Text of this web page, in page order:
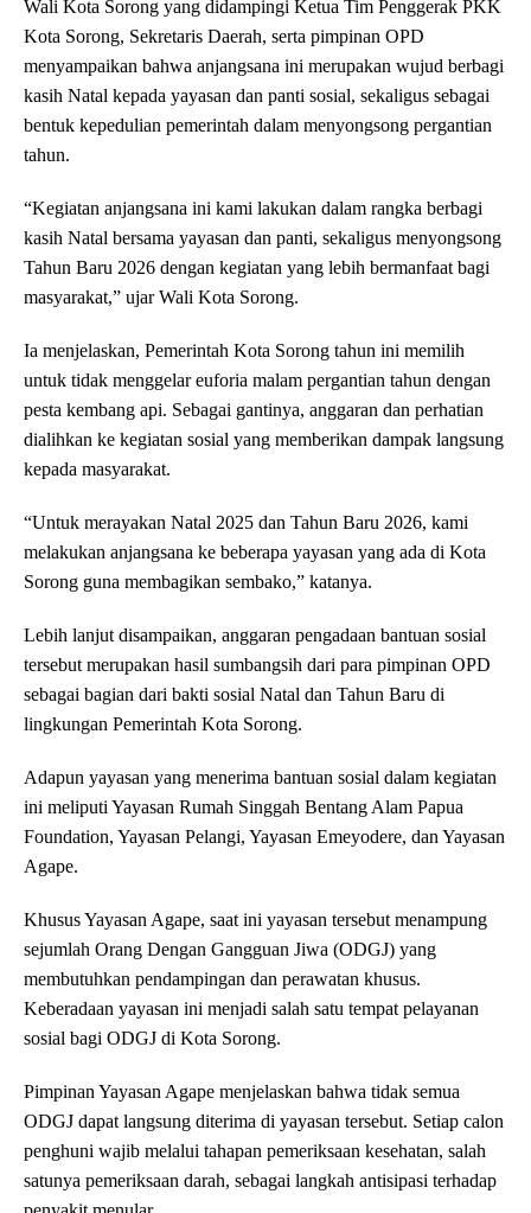
Wali Kota Sorong yang didampingi Ketua Tim Penggerak PKK
Kota Sorong, Sekretaris Daerah, serta pimpinan OPD
menyampaikan bahwa anjangsana ini merupakan wujud berbagi
kasih Natal kepada yayasan dan panti sosial, sekaligus sebagai
bentuk kepedulian pemerintah dalam menyongsong pergantian
tahun.
“Kegiatan anjangsana ini kami lakukan dalam rangka berbagi
kasih Natal bersama yayasan dan panti, sekaligus menyongsong
Tahun Baru 2026 dengan kegiatan yang lebih bermanfaat bagi
masyarakat,” ujar Wali Kota Sorong.
Ia menjelaskan, Pemerintah Kota Sorong tahun ini memilih
untuk tidak menggelar euforia malam pergantian tahun dengan
pesta kembang api. Sebagai gantinya, anggaran dan perhatian
dialihkan ke kegiatan sosial yang memberikan dampak langsung
kepada masyarakat.
“Untuk merayakan Natal 2025 dan Tahun Baru 2026, kami
melakukan anjangsana ke beberapa yayasan yang ada di Kota
Sorong guna membagikan sembako,” katanya.
Lebih lanjut disampaikan, anggaran pengadaan bantuan sosial
tersebut merupakan hasil sumbangsih dari para pimpinan OPD
sebagai bagian dari bakti sosial Natal dan Tahun Baru di
lingkungan Pemerintah Kota Sorong.
Adapun yayasan yang menerima bantuan sosial dalam kegiatan
ini meliputi Yayasan Rumah Singgah Bentang Alam Papua
Foundation, Yayasan Pelangi, Yayasan Emeyodere, dan Yayasan
Agape.
Khusus Yayasan Agape, saat ini yayasan tersebut menampung
sejumlah Orang Dengan Gangguan Jiwa (ODGJ) yang
membutuhkan pendampingan dan perawatan khusus.
Keberadaan yayasan ini menjadi salah satu tempat pelayanan
sosial bagi ODGJ di Kota Sorong.
Pimpinan Yayasan Agape menjelaskan bahwa tidak semua
ODGJ dapat langsung diterima di yayasan tersebut. Setiap calon
penghuni wajib melalui tahapan pemeriksaan kesehatan, salah
satunya pemeriksaan darah, sebagai langkah antisipasi terhadap